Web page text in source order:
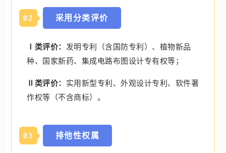
02 采用分类评价
Ⅰ类评价： 发明专利（含国防专利）、植物新品
种、国家新药、集成电路布图设计专有权等；
Ⅱ类评价： 实用新型专利、外观设计专利、软件著
作权等（不含商标）。
03 排他性权属